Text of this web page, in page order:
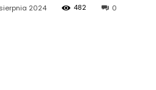
2024 482 0